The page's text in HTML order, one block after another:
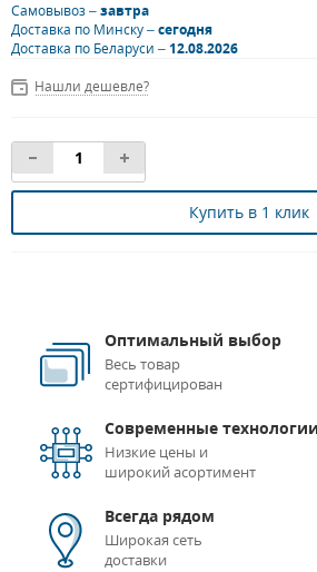
Самовывоз –завтра
Доставка по Минску –сегодня
Доставка по Беларуси –12.08.2026
Нашли дешевле?
Купить в 1 клик
Оптимальный выбор
Весь товар
сертифицирован
Современные технологии
Низкие цены и
широкий асортимент
Всегда рядом
Широкая сеть
доставки